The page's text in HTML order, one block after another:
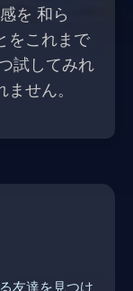
を 和ら
をこれまで
試してみれ
せん。
友達を見つけ